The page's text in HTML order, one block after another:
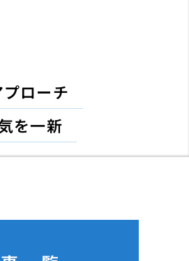
ローチ
を一新